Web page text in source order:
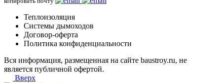
Теплоизоляция
Системы дымоходов
Договор-оферта
Политика конфиденциальности
Вся информация, размещенная на сайте baustroy.ru, не
является публичной офертой.
Вверх